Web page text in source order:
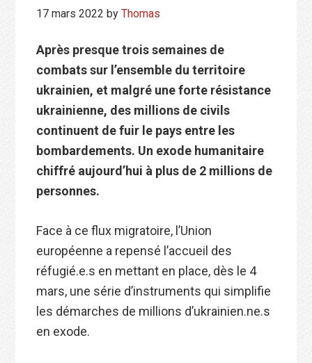
17 mars 2022 byThomas
Après presque trois semaines de
combats sur l’ensemble du territoire
ukrainien, et malgré une forte résistance
ukrainienne, des millions de civils
continuent de fuir le pays entre les
bombardements. Un exode humanitaire
chiffré aujourd’hui à plus de 2 millions de
personnes.
Face à ce flux migratoire, l’Union
européenne a repensé l’accueil des
réfugié.e.s en mettant en place, dès le 4
mars, une série d’instruments qui simplifie
les démarches de millions d’ukrainien.ne.s
en exode.